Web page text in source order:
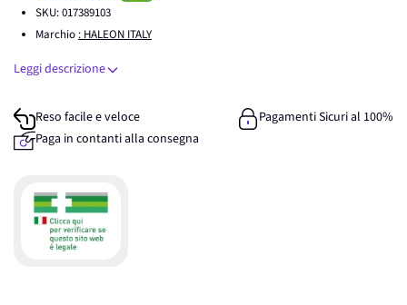
SKU:017389103
Marchio : HALEON ITALY
Leggi descrizione
Reso facile e veloce
Pagamenti Sicuri al 100%
Paga in contanti alla consegna